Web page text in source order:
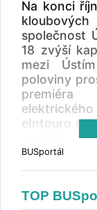
Na konci
společnost
18 zvýší
mezi
poloviny
eIntouro na
vozidel
přechází
vychází z
NS 18 pro
BUSportál
TOP